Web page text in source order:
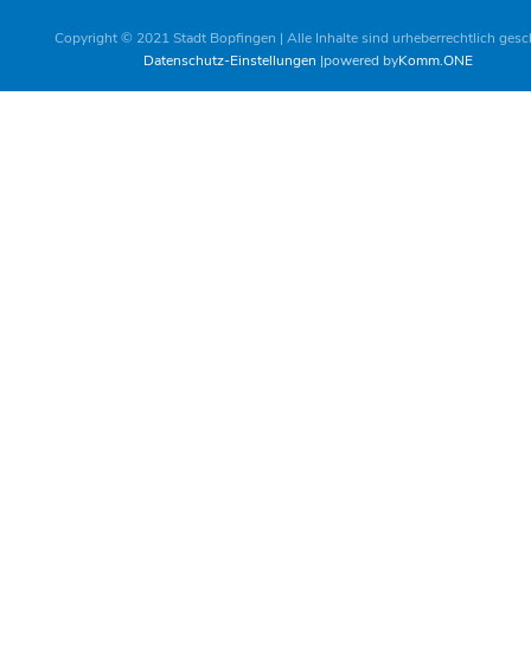
Copyright © 2021 Stadt Bopfingen | Alle Inhalte sind urheberrechtlich
Datenschutz-Einstellungen powered byKomm.ONE